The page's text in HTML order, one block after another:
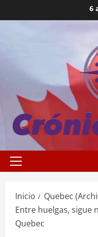
al
6
Menú
Inicio
Quebec
Entre huelgas, sigue
Quebec